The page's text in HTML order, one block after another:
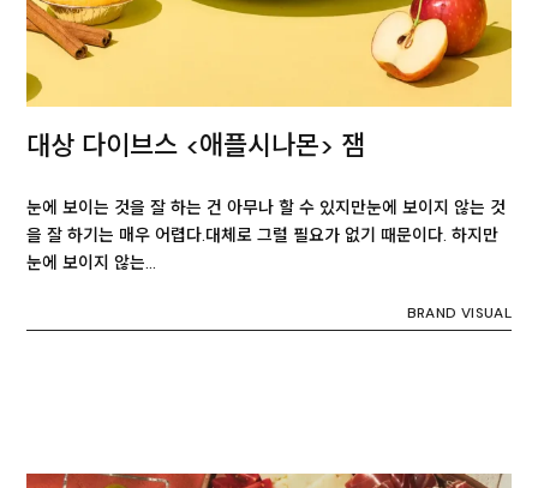
대상 다이브스 <애플시나몬> 잼
눈에 보이는 것을 잘 하는 건 아무나 할 수 있지만눈에 보이지 않는 것
을 잘 하기는 매우 어렵다.대체로 그럴 필요가 없기 때문이다. 하지만
눈에 보이지 않는…
BRAND VISUAL